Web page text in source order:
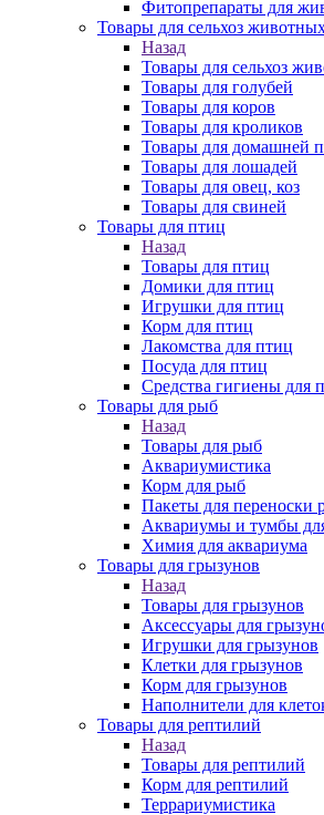
Фитопрепараты для
Товары для сельхоз
Назад
Товары для сельхоз
Товары для голубей
Товары для коров
Товары для кроликов
Товары для домашней
Товары для лошадей
Товары для овец, коз
Товары для свиней
Товары для птиц
Назад
Товары для птиц
Домики для птиц
Игрушки для птиц
Корм для птиц
Лакомства для птиц
Посуда для птиц
Средства гигиены для
Товары для рыб
Назад
Товары для рыб
Аквариумистика
Корм для рыб
Пакеты для переноски
Аквариумы и тумбы
Химия для аквариума
Товары для грызунов
Назад
Товары для грызунов
Аксессуары для
Игрушки для грызунов
Клетки для грызунов
Корм для грызунов
Наполнители для
Товары для рептилий
Назад
Товары для рептилий
Корм для рептилий
Террариумистика